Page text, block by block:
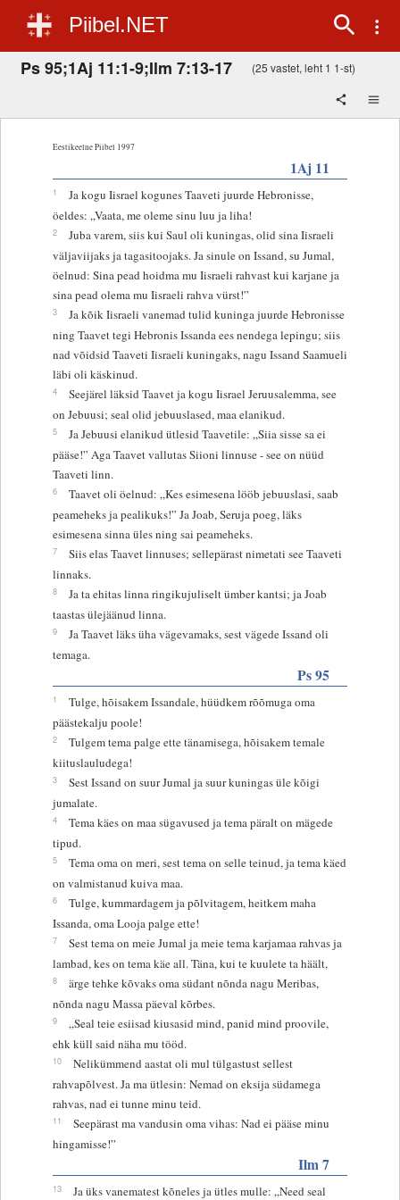
Piibel.NET
Ps 95;1Aj 11:1-9;Ilm 7:13-17 (25 vastet, leht 1 1-st)
Eestikeelne Piibel 1997
1Aj 11
1
Ja kogu Iisrael kogunes Taaveti juurde Hebronisse,
öeldes: „Vaata, me oleme sinu luu ja liha!
2
Juba varem, siis kui Saul oli kuningas, olid sina Iisraeli
väljaviijaks ja tagasitoojaks. Ja sinule on Issand, su Jumal,
öelnud: Sina pead hoidma mu Iisraeli rahvast kui karjane ja
sina pead olema mu Iisraeli rahva vürst!”
3
Ja kõik Iisraeli vanemad tulid kuninga juurde Hebronisse
ning Taavet tegi Hebronis Issanda ees nendega lepingu; siis
nad võidsid Taaveti Iisraeli kuningaks, nagu Issand Saamueli
läbi oli käskinud.
4
Seejärel läksid Taavet ja kogu Iisrael Jeruusalemma, see
on Jebuusi; seal olid jebuuslased, maa elanikud.
5
Ja Jebuusi elanikud ütlesid Taavetile: „Siia sisse sa ei
pääse!” Aga Taavet vallutas Siioni linnuse - see on nüüd
Taaveti linn.
6
Taavet oli öelnud: „Kes esimesena lööb jebuuslasi, saab
peameheks ja pealikuks!” Ja Joab, Seruja poeg, läks
esimesena sinna üles ning sai peameheks.
7
Siis elas Taavet linnuses; sellepärast nimetati see Taaveti
linnaks.
8
Ja ta ehitas linna ringikujuliselt ümber kantsi; ja Joab
taastas ülejäänud linna.
9
Ja Taavet läks üha vägevamaks, sest vägede Issand oli
temaga.
Ps 95
1
Tulge, hõisakem Issandale, hüüdkem rõõmuga oma
päästekalju poole!
2
Tulgem tema palge ette tänamisega, hõisakem temale
kiituslauludega!
3
Sest Issand on suur Jumal ja suur kuningas üle kõigi
jumalate.
4
Tema käes on maa sügavused ja tema päralt on mägede
tipud.
5
Tema oma on meri, sest tema on selle teinud, ja tema käed
on valmistanud kuiva maa.
6
Tulge, kummardagem ja põlvitagem, heitkem maha
Issanda, oma Looja palge ette!
7
Sest tema on meie Jumal ja meie tema karjamaa rahvas ja
lambad, kes on tema käe all. Täna, kui te kuulete ta häält,
8
ärge tehke kõvaks oma südant nõnda nagu Meribas,
nõnda nagu Massa päeval kõrbes.
9
„Seal teie esiisad kiusasid mind, panid mind proovile,
ehk küll said näha mu tööd.
10
Nelikümmend aastat oli mul tülgastust sellest
rahvapõlvest. Ja ma ütlesin: Nemad on eksija südamega
rahvas, nad ei tunne minu teid.
11
Seepärast ma vandusin oma vihas: Nad ei pääse minu
hingamisse!”
Ilm 7
13 Ja üks vanematest kõneles ja ütles mulle: „Need seal